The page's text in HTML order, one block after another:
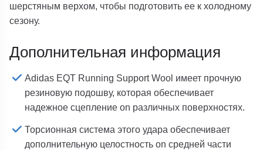
шерстяным верхом, чтобы подготовить ее к холодному
сезону.
Дополнительная информация
Adidas EQT Running Support Wool имеет прочную
резиновую подошву, которая обеспечивает
надежное сцепление on различных поверхностях.
Торсионная система этого удара обеспечивает
дополнительную целостность on средней части